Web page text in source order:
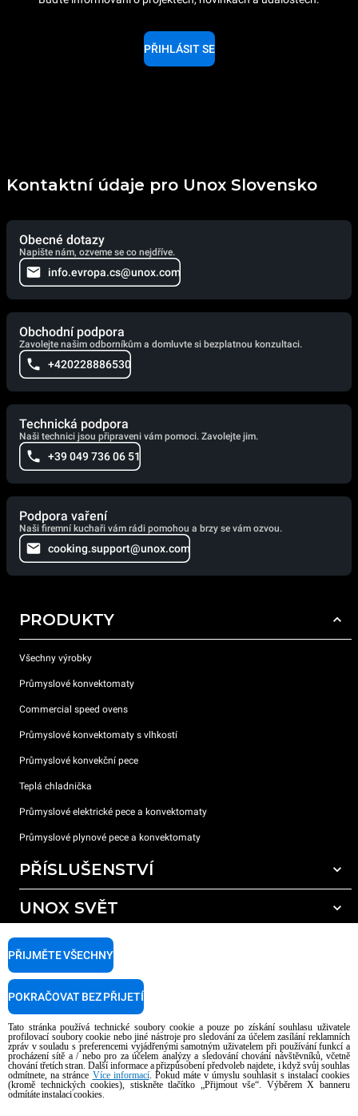
PŘIHLÁSIT SE
Kontaktní údaje pro Unox Slovensko
Obecné dotazy
Napište nám, ozveme se co nejdříve.
info.evropa.cs@unox.com
Obchodní podpora
Zavolejte našim odborníkům a domluvte si bezplatnou konzultaci.
+420228886530
Technická podpora
Naši technici jsou připraveni vám pomoci. Zavolejte jim.
+39 049 736 06 51
Podpora vaření
Naši firemní kuchaři vám rádi pomohou a brzy se vám ozvou.
cooking.support@unox.com
PRODUKTY
Všechny výrobky
Průmyslové konvektomaty
Commercial speed ovens
Průmyslové konvektomaty s vlhkostí
Průmyslové konvekční pece
Teplá chladnička
Průmyslové elektrické pece a konvektomaty
Průmyslové plynové pece a konvektomaty
PŘÍSLUŠENSTVÍ
Všechna příslušenství
Čisticí prostředky pro ruční mytí
Úprava vody pryskyřičnými filtry
Úprava vody reverzní osmózou
UNOX SVĚT
Naše pobočky po celém světě
PODPORA
Najděte Servisní Střediska
Copyright 2026 UNOX S.p.A. Všechna práva vyhrazena. Reg. Imp. Padova n °
04230750285 - REA Padova 372835 - Cap. Soc. 5.000.000 € iv - P.IVA / CF
04230750285 - IT WEEE Reg. No. IT08020000000377
AI Content Disclaimer Privacy policy Cookie policy
Tato stránka používá technické soubory cookie a pouze po získání souhlasu uživatele
profilovací soubory cookie nebo jiné nástroje pro sledování za účelem zasílání reklamních
zpráv v souladu s preferencemi vyjádřenými samotným uživatelem při používání funkcí a
procházení sítě a / nebo pro za účelem analýzy a sledování chování návštěvníků, včetně
chování třetích stran. Další informace a přizpůsobení předvoleb najdete, i když svůj souhlas
odmítnete, na stránce Více informací. Pokud máte v úmyslu souhlasit s instalací cookies
(kromě technických cookies), stiskněte tlačítko „Přijmout vše“. Výběrem X banneru
odmítáte instalaci cookies.
PŘIJMĚTE VŠECHNY
POKRAČOVAT BEZ PŘIJETÍ